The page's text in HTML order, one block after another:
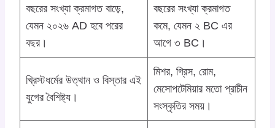
বছরের সংখ্যা ক্রমাগত বাড়ে,
যেমন ২০২৬ AD হবে পরের
বছর।
বছরের সংখ্যা ক্রমাগত
কমে, যেমন ২ BC এর
আগে ৩ BC।
খ্রিস্টধর্মের উত্থান ও বিস্তার এই
যুগের বৈশিষ্ট্য।
মিশর, গ্রিস, রোম,
মেসোপটেমিয়ার মতো প্রাচীন
সংস্কৃতির সময়।